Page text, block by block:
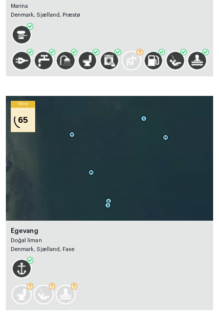
Marina
Denmark, Sjælland, Præstø
Wind
65
Egevang
Doğal liman
Denmark, Sjælland, Faxe